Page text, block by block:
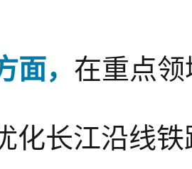
面， 在重点
化长江沿线